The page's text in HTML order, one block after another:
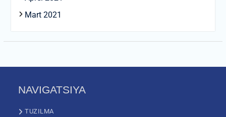
Mart 2021
NAVIGATSIYA
TUZILMA